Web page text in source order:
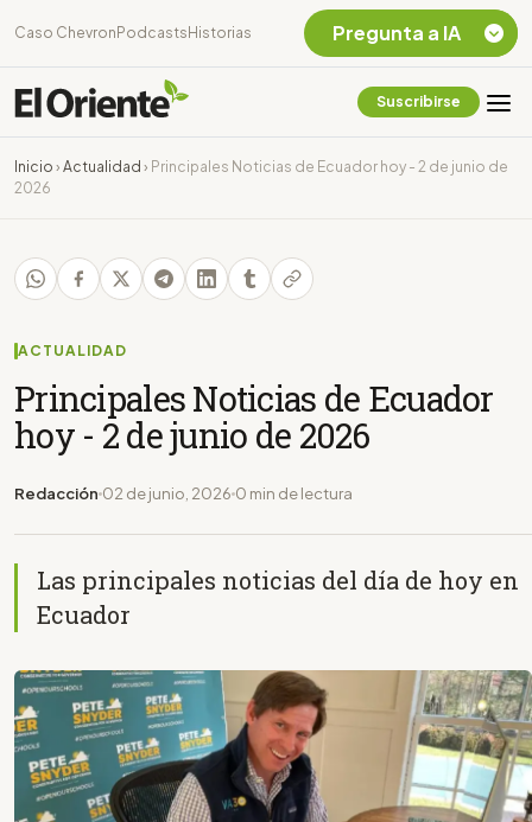
Caso Chevron Podcasts Historias
Suscribirse
Inicio › Actualidad › Principales Noticias de Ecuador hoy - 2 de junio de
2026
ACTUALIDAD
Principales Noticias de Ecuador
hoy - 2 de junio de 2026
Redacción 02 de junio, 2026 0 min de lectura
Las principales noticias del día de hoy en
Ecuador
Pregunta a IA
Chevron Ecuador